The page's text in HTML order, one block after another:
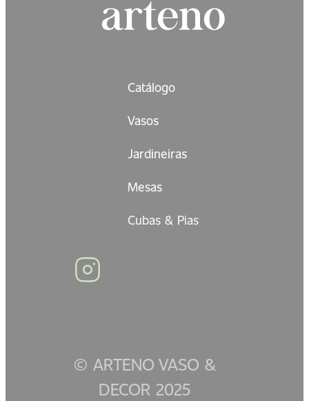
Catálogo
Vasos
Jardineiras
Mesas
Cubas & Pias
© ARTENO VASO &
DECOR 2025